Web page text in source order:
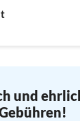
und